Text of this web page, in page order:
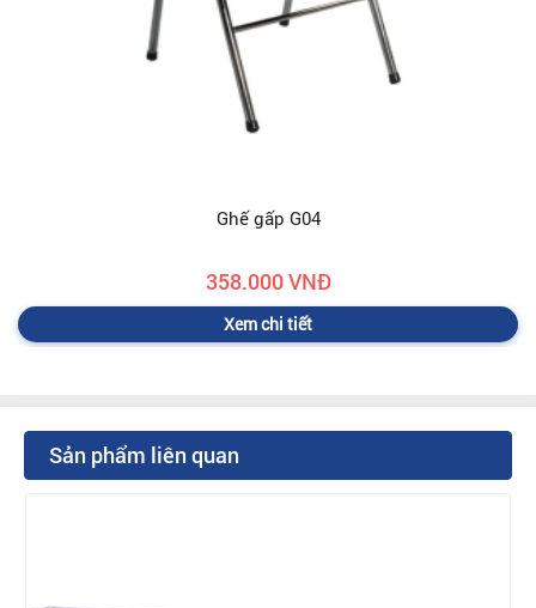
Ghế gấp G04
358.000 VNĐ
Xem chi tiết
Sản phẩm liên quan